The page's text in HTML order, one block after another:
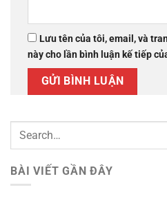
Lưu tên của tôi, email, và
này cho lần bình luận kế tiếp
BÀI VIẾT GẦN ĐÂY